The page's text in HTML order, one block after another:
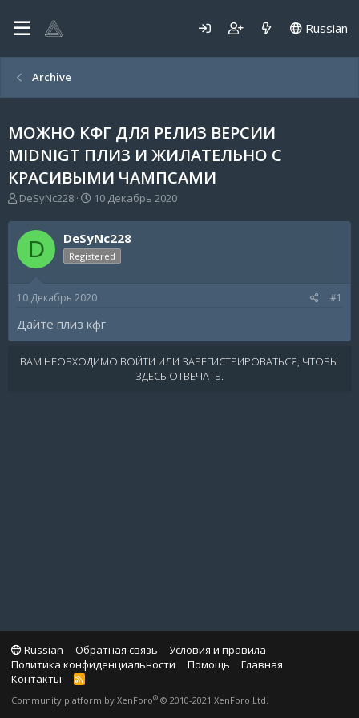
Russian
Archive
МОЖНО КФГ ДЛЯ РЕЛИЗ ВЕРСИИ
MIDNIGT ПЛИЗ И ЖИЛАТЕЛЬНО С
КРАСИВЫМИ ЧАМПСАМИ
А
т
о
р
т
м
DeSyNc228
Д
т
а
н
а
а
10 Декабрь 2020
D DeSyNc228
Registered
10 Декабрь 2020 #1
Дайте плиз кфг
ВАМ НЕОБХОДИМО ВОЙТИ ИЛИ ЗАРЕГИСТРИРОВАТЬСЯ, ЧТОБЫ
ЗДЕСЬ ОТВЕЧАТЬ.
Russian Обратная связь
Условия и правила
Политика конфиденциальности
Помощь
Главная
Контакты
R
S
Community platform by XenForo® © 2010-2021 XenForo Ltd.